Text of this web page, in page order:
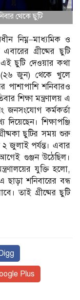
থেকে ছুটি
নিম্ন–মাধ্যমিক ও
এবারের গ্রীষ্মের ছুটি
ছুটি দেওয়ার কথা
(২৬ জুন) থেকে খুলে
পাশাপাশি শনিবারও
শিক্ষা মন্ত্রণালয় এ
জনসংযোগ কর্মকর্তা
শিক্ষাপঞ্জি
ছুটির সময় শুরু
জুলাই পর্যন্ত। এবার
গুঞ্জন উঠেছিল।
যুক্তি হলো,
ছাড়া শনিবারের বন্ধ
তাই গ্রীষ্মের ছুটি
Plus